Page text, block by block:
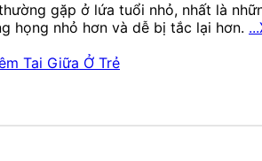
gặp ở lứa tuổi nhỏ, nhất là
họng nhỏ hơn và dễ bị tắc lại hơn.